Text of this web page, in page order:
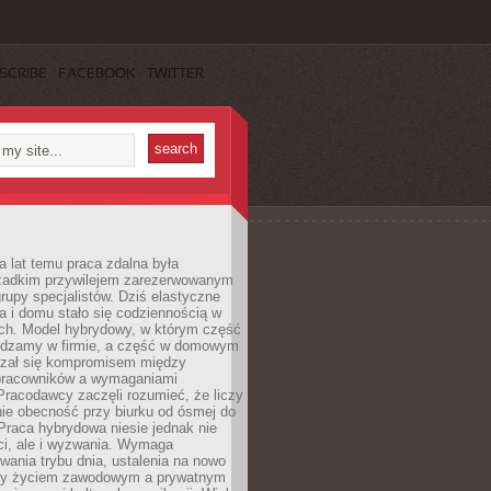
FACEBOOK TWITTER
lat temu praca zdalna była
przywilejem zarezerwowanym
specjalistów. Dziś elastyczne
i domu stało się codziennością w
Model hybrydowy, w którym część
w firmie, a część w domowym
się kompromisem między
a wymaganiami
zaczęli rozumieć, że liczy
obecność przy biurku od ósmej do
hybrydowa niesie jednak nie
ale i wyzwania. Wymaga
trybu dnia, ustalenia na nowo
życiem zawodowym a prywatnym